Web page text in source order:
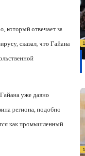
который отвечает за
сказал, что Гайана
уже давно
региона, подобно
как промышленный